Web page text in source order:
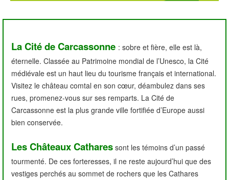
La Cité de Carcassonne : sobre et fière, elle est là,
éternelle. Classée au Patrimoine mondial de l’Unesco, la Cité
médiévale est un haut lieu du tourisme français et international.
Visitez le château comtal en son cœur, déambulez dans ses
rues, promenez-vous sur ses remparts. La Cité de
Carcassonne est la plus grande ville fortifiée d’Europe aussi
bien conservée.
Les Châteaux Cathares sont les témoins d’un passé
tourmenté. De ces forteresses, il ne reste aujourd’hui que des
vestiges perchés au sommet de rochers que les Cathares